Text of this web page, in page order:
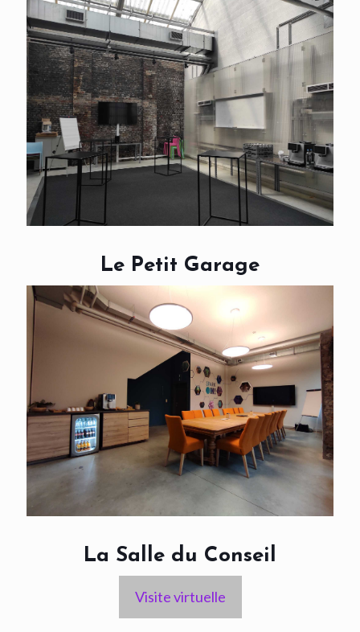
Le Petit Garage
La Salle du Conseil
Visite virtuelle